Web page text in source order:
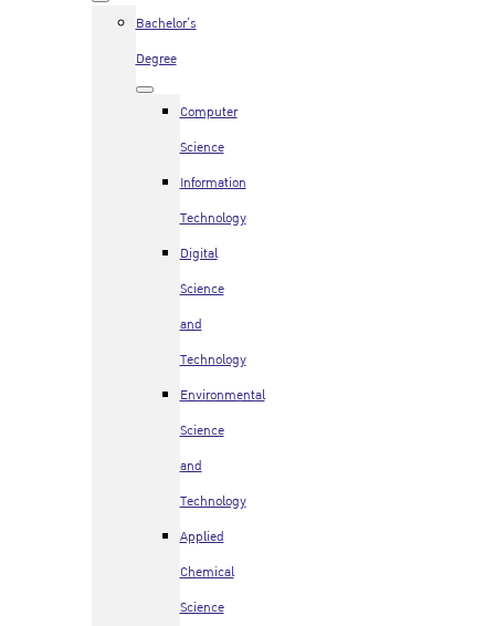
Bachelor’s
Degree
Computer
Science
Information
Technology
Digital
Science
and
Technology
Environmental
Science
and
Technology
Applied
Chemical
Science